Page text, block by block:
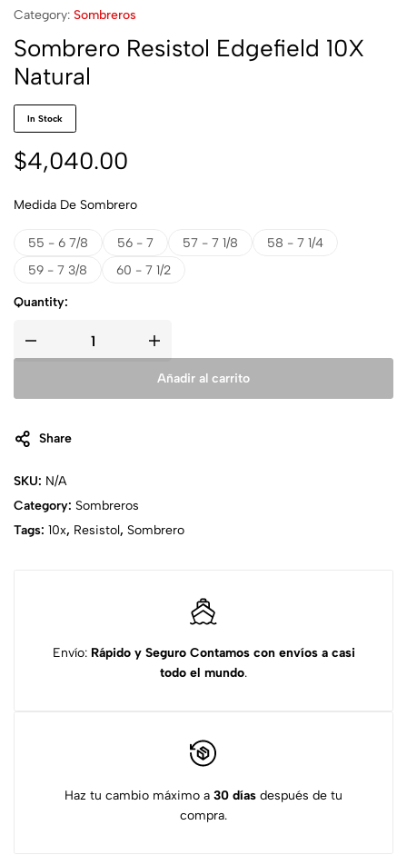
Category: Sombreros
Sombrero Resistol Edgefield 10X
Natural
In Stock
$4,040.00
Medida De Sombrero
55 - 6 7/8 56 - 7 57 - 7 1/8
58 - 7 1/4
59 - 7 3/8
60 - 7 1/2
Quantity:
Añadir al carrito
Share
SKU: N/A
Category: Sombreros
Tags: 10x, Resistol, Sombrero
Envío: Rápido y Seguro Contamos con envíos a casi
todo el mundo.
Haz tu cambio máximo a 30 días después de tu
compra.